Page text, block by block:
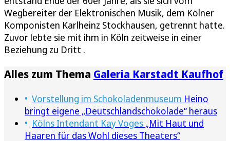
Wegbereiter der Elektronischen Musik, dem Kölner
Komponisten Karlheinz Stockhausen, getrennt hatte.
Zuvor lebte sie mit ihm in Köln zeitweise in einer
Beziehung zu Dritt .
Alles zum Thema Galeria Karstadt Kaufhof
Vorstellung im Schokoladenmuseum Heino
bringt eigene „Deutschlandschokolade“ heraus
Kölns Intendant Kay Voges „Mit Haut und
Haaren für das Wohl dieses Theaters“